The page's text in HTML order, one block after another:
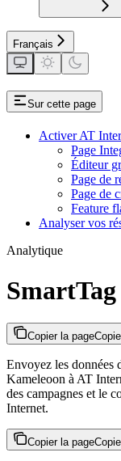
Français
Sur cette page
Activer AT
Page
Éditeur
Page de
Page de
Feature
Analyser vos
Analytique
SmartTag
Copier la page
Envoyez les données
Kameleoon à AT
des campagnes et le
Internet.
Copier la page